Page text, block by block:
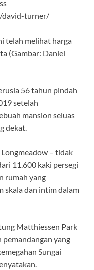
telah melihat harga
(Gambar: Daniel
56 tahun pindah
setelah
mansion seluas
dekat.
– tidak
11.600 kaki persegi
rumah yang
skala dan intim dalam
Matthiessen Park
yang
Sungai